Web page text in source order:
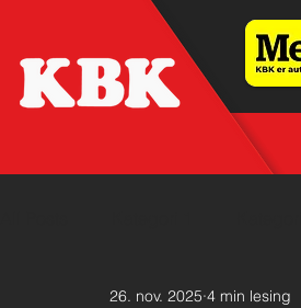
26. nov. 2025 4 min lesing